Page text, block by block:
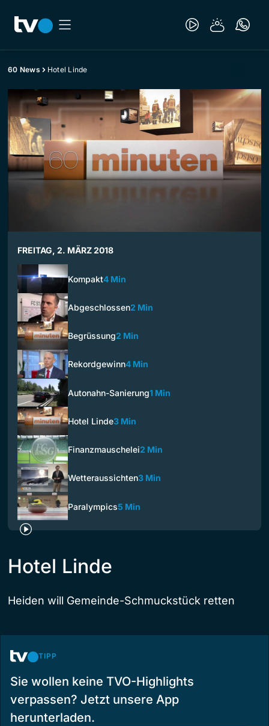
60 News Hotel Linde
FREITAG, 2. MÄRZ 2018
Kompakt4 Min
Abgeschlossen2 Min
Begrüssung2 Min
Rekordgewinn4 Min
Autonahn-Sanierung1 Min
Hotel Linde3 Min
Finanzmauschelei2 Min
Wetteraussichten3 Min
Paralympics5 Min
Hotel Linde
Heiden will Gemeinde-Schmuckstück retten
TIPP
Sie wollen keine TVO-Highlights
verpassen? Jetzt unsere App
herunterladen.